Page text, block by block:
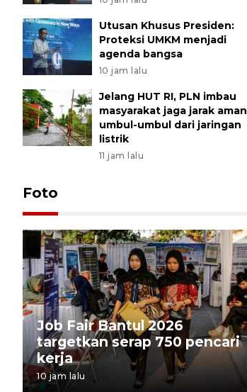
Utusan Khusus Presiden:
Proteksi UMKM menjadi
agenda bangsa
10 jam lalu
Jelang HUT RI, PLN imbau
masyarakat jaga jarak aman
umbul-umbul dari jaringan
listrik
11 jam lalu
Foto
Job Fair Bantul 2026
targetkan serap 750 pencari
kerja
10 jam lalu